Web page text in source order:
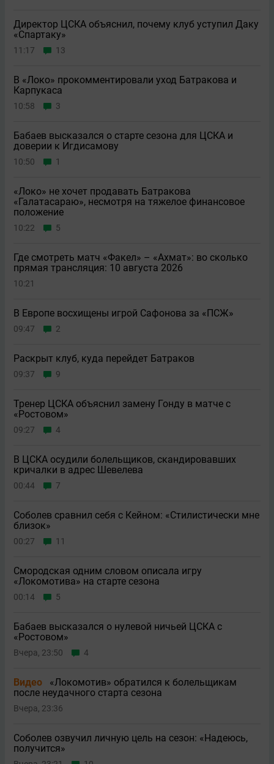
Директор ЦСКА объяснил, почему клуб уступил Даку
«Спартаку»
11:17 13
В «Локо» прокомментировали уход Батракова и
Карпукаса
10:58 3
Бабаев высказался о старте сезона для ЦСКА и
доверии к Игдисамову
10:50 1
«Локо» не хочет продавать Батракова
«Галатасараю», несмотря на тяжелое финансовое
положение
10:22 5
Где смотреть матч «Факел» – «Ахмат»: во сколько
прямая трансляция: 10 августа 2026
10:21
В Европе восхищены игрой Сафонова за «ПСЖ»
09:47 2
Раскрыт клуб, куда перейдет Батраков
09:37 9
Тренер ЦСКА объяснил замену Гонду в матче с
«Ростовом»
09:27 4
В ЦСКА осудили болельщиков, скандировавших
кричалки в адрес Шевелева
00:44 7
Соболев сравнил себя с Кейном: «Стилистически мне
близок»
00:27 11
Смородская одним словом описала игру
«Локомотива» на старте сезона
00:14 5
Бабаев высказался о нулевой ничьей ЦСКА с
«Ростовом»
Вчера, 23:50 4
Видео
«Локомотив» обратился к болельщикам
после неудачного старта сезона
Вчера, 23:36
Соболев озвучил личную цель на сезон: «Надеюсь,
получится»